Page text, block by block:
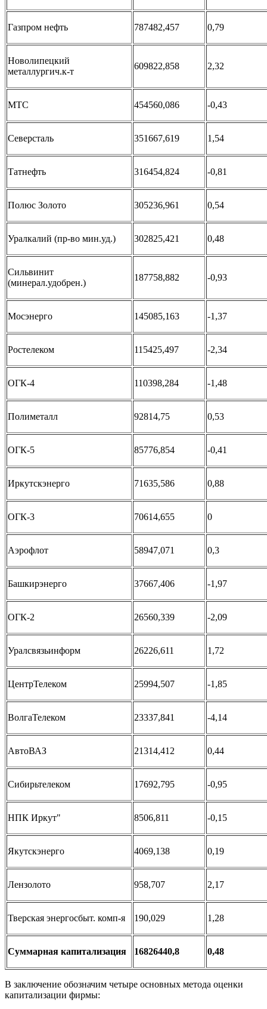
Газпром нефть 787482,457 0,79
Новолипецкий
металлургич.к-т
609822,858 2,32
МТС 454560,086 -0,43
Северсталь 351667,619 1,54
Татнефть 316454,824 -0,81
Полюс Золото 305236,961 0,54
Уралкалий (пр-во мин.уд.) 302825,421 0,48
Сильвинит
(минерал.удобрен.)
187758,882 -0,93
Мосэнерго 145085,163 -1,37
Ростелеком 115425,497 -2,34
ОГК-4 110398,284 -1,48
Полиметалл 92814,75 0,53
ОГК-5 85776,854 -0,41
Иркутскэнерго 71635,586 0,88
ОГК-3 70614,655 0
Аэрофлот 58947,071 0,3
Башкирэнерго 37667,406 -1,97
ОГК-2 26560,339 -2,09
Уралсвязьинформ 26226,611 1,72
ЦентрТелеком 25994,507 -1,85
ВолгаТелеком 23337,841 -4,14
АвтоВАЗ 21314,412 0,44
Сибирьтелеком 17692,795 -0,95
НПК Иркут" 8506,811 -0,15
Якутскэнерго 4069,138 0,19
Лензолото 958,707 2,17
Тверская энергосбыт. комп-я 190,029 1,28
Суммарная капитализация 16826440,8 0,48
В заключение обозначим четыре основных метода оценки
капитализации фирмы: